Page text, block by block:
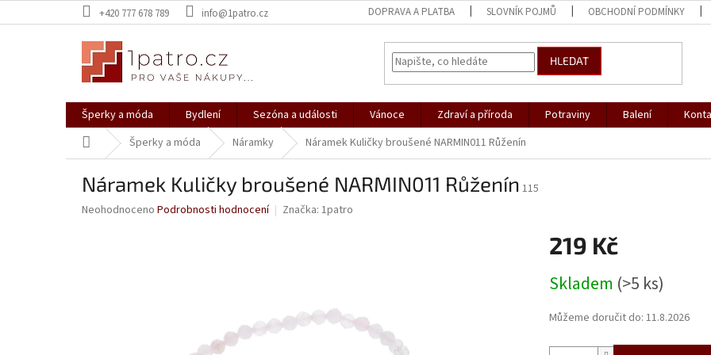
na
+420 777 678 789 info@1patro.cz DOPRAVA A PLATBA SLOVNÍK POJMŮ OBCHODNÍ PODMÍNKY
HLEDAT
Šperky a móda Bydlení Sezóna a události Vánoce Zdraví a příroda Potraviny Balení
Domů Šperky a móda Náramky Náramek Kuličky broušené NARMIN011 Růženín
Náramek Kuličky broušené NARMIN011 Růženín 115
Průměrné
Neohodnoceno Podrobnosti hodnocení Značka: 1patro
219 Kč
cena:
Skladem (>5 ks)
Můžeme doručit do: 11.8.2026